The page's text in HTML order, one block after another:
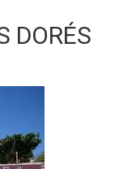
DORÉS